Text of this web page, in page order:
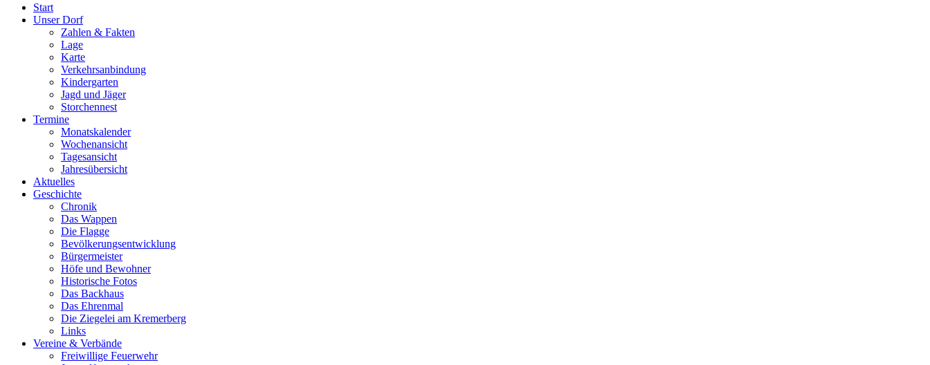
Start
Unser Dorf
Zahlen & Fakten
Lage
Karte
Verkehrsanbindung
Kindergarten
Jagd und Jäger
Storchennest
Termine
Monatskalender
Wochenansicht
Tagesansicht
Jahresübersicht
Aktuelles
Geschichte
Chronik
Das Wappen
Die Flagge
Bevölkerungsentwicklung
Bürgermeister
Höfe und Bewohner
Historische Fotos
Das Backhaus
Das Ehrenmal
Die Ziegelei am Kremerberg
Links
Vereine & Verbände
Freiwillige ­Feuerwehr